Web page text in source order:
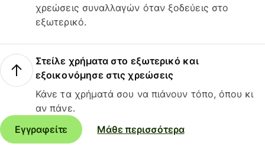
χρεώσεις συναλλαγών όταν ξοδεύεις στο
εξωτερικό.
Στείλε χρήματα στο εξωτερικό και
εξοικονόμησε στις χρεώσεις
Κάνε τα χρήματά σου να πιάνουν τόπο, όπου κι
αν πάνε.
Εγγραφείτε
Μάθε περισσότερα